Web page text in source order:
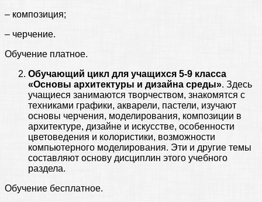
– композиция;
– черчение.
Обучение платное.
Обучающий цикл для учащихся 5-9 класса
«Основы архитектуры и дизайна среды». Здесь
учащиеся занимаются творчеством, знакомятся с
техниками графики, акварели, пастели, изучают
основы черчения, моделирования, композиции в
архитектуре, дизайне и искусстве, особенности
цветоведения и колористики, возможности
компьютерного моделирования. Эти и другие темы
составляют основу дисциплин этого учебного
раздела.
Обучение бесплатное.